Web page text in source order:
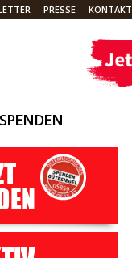
PRESSE KONTAKT
SPENDEN